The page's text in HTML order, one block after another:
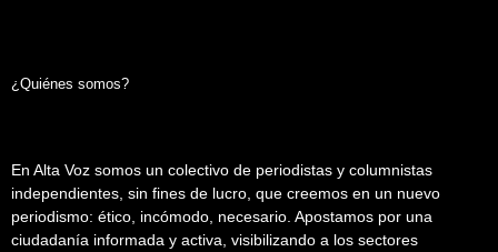
¿Quiénes somos?
En Alta Voz somos un colectivo de periodistas y columnistas
independientes, sin fines de lucro, que creemos en un nuevo
periodismo: ético, incómodo, necesario. Apostamos por una
ciudadanía informada y activa, visibilizando a los sectores